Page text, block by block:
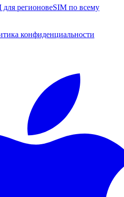
для регионовeSIM по всему
конфиденциальности